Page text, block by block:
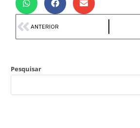
ANTERIOR
Pesquisar